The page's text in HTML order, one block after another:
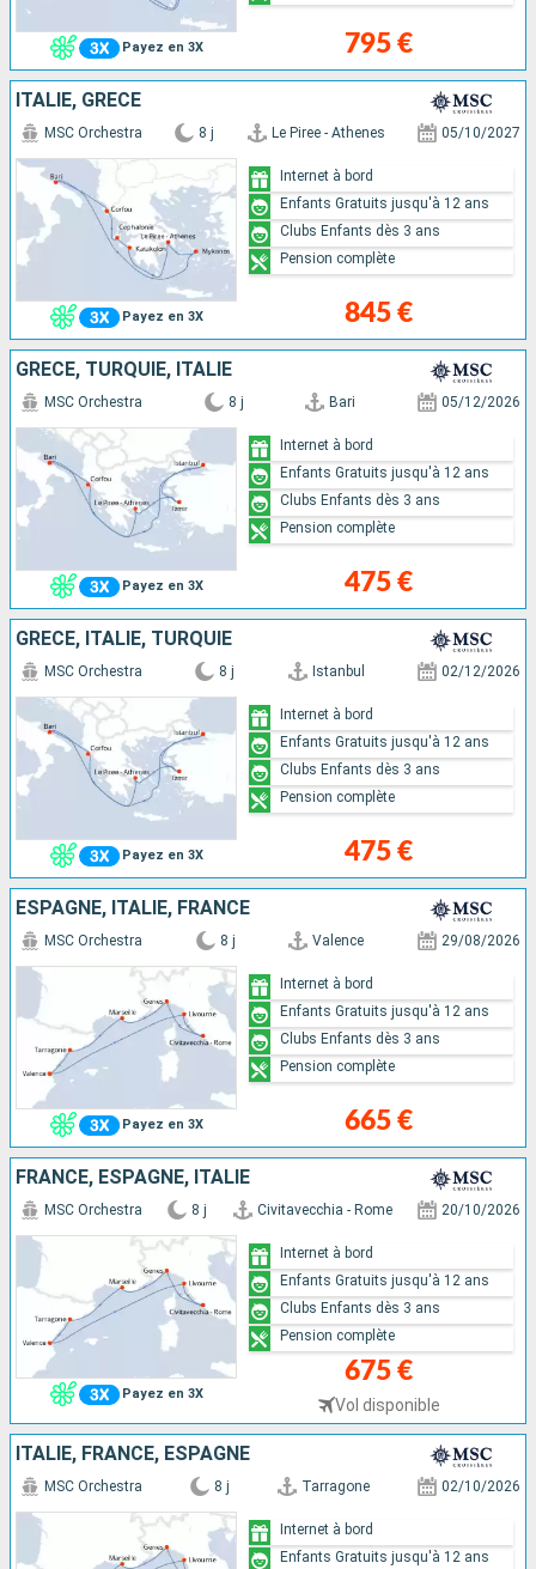
Payez en 3X 795 €
ITALIE, GRÈCE
Payez en 3X
MSC Orchestra 8 j Le Piree - Athenes 05/10/2027
845 €
Internet à bord
Enfants Gratuits jusqu'à 12 ans
Clubs Enfants dès 3 ans
Pension complète
GRÈCE, TURQUIE, ITALIE
Payez en 3X
MSC Orchestra 8 j Bari 05/12/2026
475 €
Internet à bord
Enfants Gratuits jusqu'à 12 ans
Clubs Enfants dès 3 ans
Pension complète
GRÈCE, ITALIE, TURQUIE
Payez en 3X
MSC Orchestra 8 j Istanbul 02/12/2026
475 €
Internet à bord
Enfants Gratuits jusqu'à 12 ans
Clubs Enfants dès 3 ans
Pension complète
ESPAGNE, ITALIE, FRANCE
Payez en 3X
MSC Orchestra 8 j Valence 29/08/2026
665 €
Internet à bord
Enfants Gratuits jusqu'à 12 ans
Clubs Enfants dès 3 ans
Pension complète
FRANCE, ESPAGNE, ITALIE
Payez en 3X
MSC Orchestra 8 j Civitavecchia - Rome 20/10/2026
675 €
Vol disponible
Internet à bord
Enfants Gratuits jusqu'à 12 ans
Clubs Enfants dès 3 ans
Pension complète
ITALIE, FRANCE, ESPAGNE
MSC Orchestra 8 j Tarragone 02/10/2026
Internet à bord
Enfants Gratuits jusqu'à 12 ans